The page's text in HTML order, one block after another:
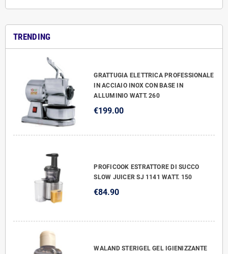
TRENDING
GRATTUGIA ELETTRICA PROFESSIONALE
IN ACCIAIO INOX CON BASE IN
ALLUMINIO WATT. 260
€199.00
PROFICOOK ESTRATTORE DI SUCCO
SLOW JUICER SJ 1141 WATT. 150
€84.90
WALAND STERIGEL GEL IGIENIZZANTE